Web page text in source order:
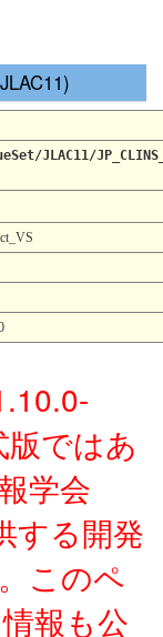
ではあ
学会
する開発
このペ
報も公